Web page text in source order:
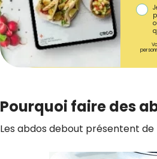
Pourquoi faire des
Les abdos debout présentent